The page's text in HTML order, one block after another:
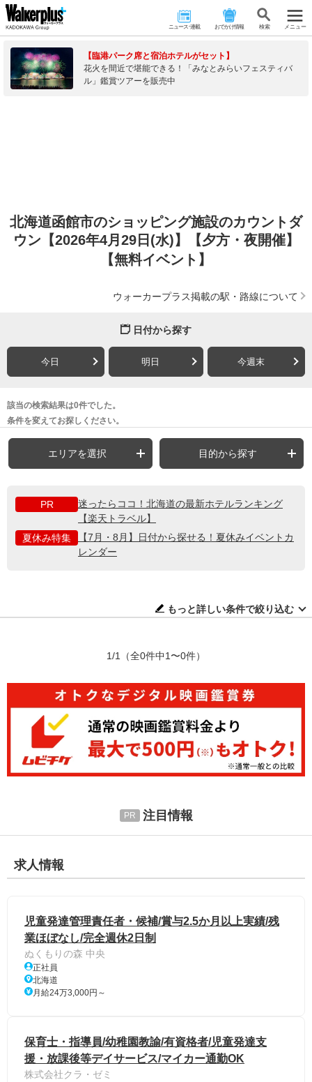
ニュース･連載 おでかけ情報 検 索 メニュー
【臨港パーク席と宿泊ホテルがセット】
花火を間近で堪能できる！「みなとみらいフェスティバ
ル」鑑賞ツアーを販売中
北海道函館市のショッピング施設のカウントダ
ウン【2026年4月29日(水)】【夕方・夜開催】
【無料イベント】
ウォーカープラス掲載の駅・路線について
日付から探す
今日 明日 今週末
該当の検索結果は0件でした。
条件を変えてお探しください。
エリアを選択 目的から探す
PR
迷ったらココ！北海道の最新ホテルランキング
【楽天トラベル】
夏休み特集
【7月・8月】日付から探せる！夏休みイベントカ
レンダー
もっと詳しい条件で絞り込む
1/1 （全0件中1〜0件）
注目情報
求人情報
児童発達管理責任者・候補/賞与2.5か月以上実績/残
業ほぼなし/完全週休2日制
ぬくもりの森 中央
正社員
北海道
月給24万3,000円～
保育士・指導員/幼稚園教諭/有資格者/児童発達支
援・放課後等デイサービス/マイカー通勤OK
株式会社クラ・ゼミ